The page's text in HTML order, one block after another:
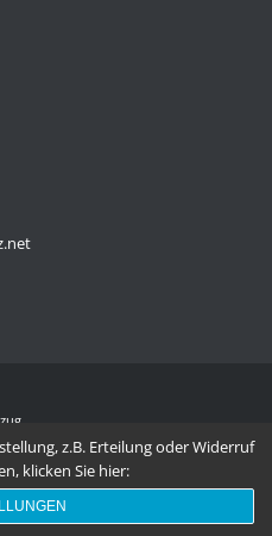
z.B. Erteilung oder Widerruf
klicken Sie hier: